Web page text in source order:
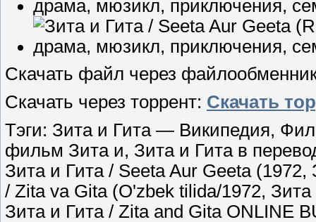
Скачать файл через
Скачать через торрент: Скачать
Тэги: Зита и Гита — Википедия,
фильм Зита и, Зита и Гита в
Зита и Гита / Seeta Aur Geeta
/ Zita va Gita (O'zbek tilida/1972,
Зита и Гита / Zita and Gita ONLINE